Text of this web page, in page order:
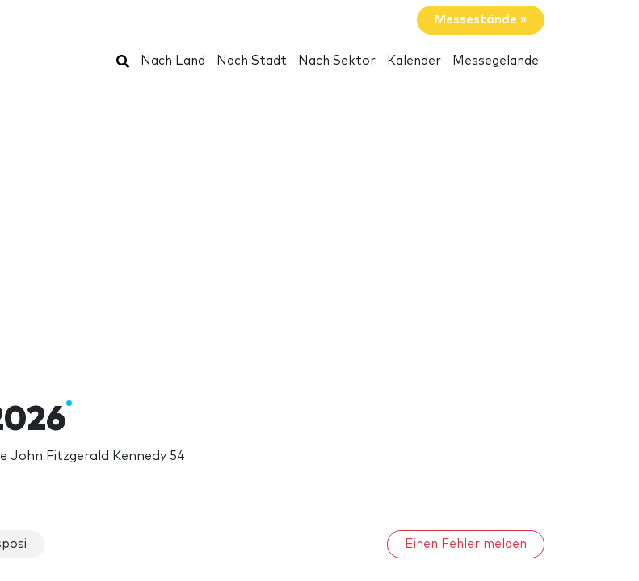
Messestände »
Suchen
Nach Land Nach Stadt Nach Sektor Kalender Messegelände
John Fitzgerald Kennedy 54
Einen Fehler melden